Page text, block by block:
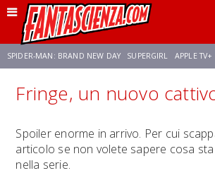
SPIDER-MAN: BRAND NEW DAY SUPERGIRL APPLE TV+
FRANCO RICCIARDIELLO ZENDAYA AVENGERS:
NETFLIX SADIE SINK STAR TREK: STRANGE NEW
Fringe, un nuovo
Spoiler enorme in arrivo. Per cui
articolo se non volete sapere cosa
nella serie.